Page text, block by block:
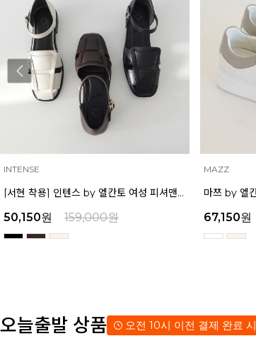
INTENSE
[서현 착용] 인텐스 by 엘칸토 여성 피셔맨 오픈슈즈 2.5cm LCWO85I513
50,150원 159,000원
MAZZ
67,150원
오늘출발 상품 오전 10시 이전 결제 완료 시